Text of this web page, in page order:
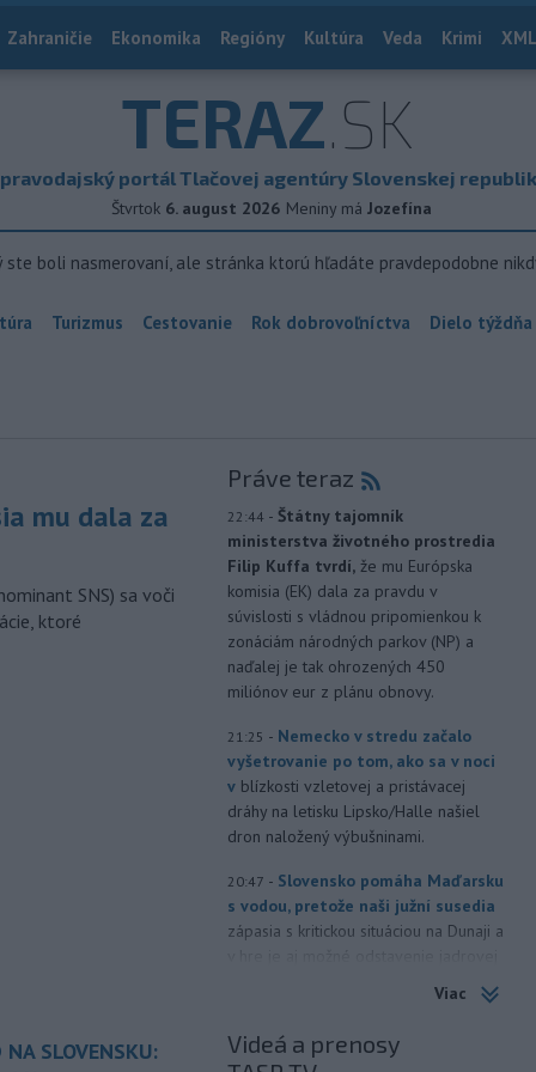
Zahraničie Ekonomika Regióny Kultúra Veda Krimi
TERAZ.SK
portál Tlačovej agentúry Slovenskej
Štvrtok 6. august 2026 Meniny má Jozefína
ste boli nasmerovaní, ale stránka ktorú hľadáte pravdepodobne
Turizmus Cestovanie Rok dobrovoľníctva Dielo týždňa
mu dala za
SNS) sa voči
ktoré
SLOVENSKU:
Práve teraz
22:44 - Štátny tajomník
ministerstva životného prostredia
Filip Kuffa tvrdí, že mu Európska
komisia (EK) dala za pravdu v
súvislosti s vládnou pripomienkou k
zonáciám národných parkov (NP) a
naďalej je tak ohrozených 450
miliónov eur z plánu obnovy.
21:25 - Nemecko v stredu začalo
vyšetrovanie po tom, ako sa v noci
v blízkosti vzletovej a pristávacej
dráhy na letisku Lipsko/Halle našiel
dron naložený výbušninami.
20:47 - Slovensko pomáha Maďarsku
s vodou, pretože naši južní susedia
zápasia s kritickou situáciou na Dunaji a
objavila ďalší podzemný tunel,
Viac
Videá a prenosy